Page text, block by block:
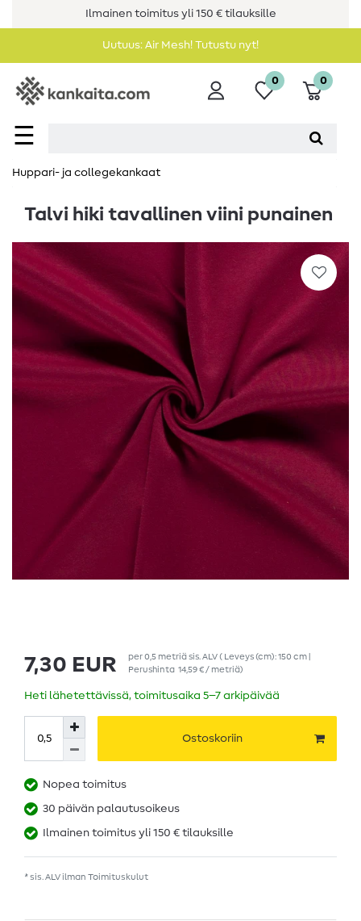
Ilmainen toimitus yli 150 € tilauksille
Uutuus: Air Mesh! Tutustu nyt!
☰
0 0
Huppari- ja collegekankaat
Talvi hiki tavallinen viini punainen
7,30 EUR per0,5 metriäsis. ALV( Leveys (cm): 150 cm |
Perushinta 14,59 € / metriä)
Heti lähetettävissä, toimitusaika 5–7 arkipäivää
Ostoskoriin
Nopea toimitus
30 päivän palautusoikeus
Ilmainen toimitus yli 150 € tilauksille
* sis. ALV ilman Toimituskulut